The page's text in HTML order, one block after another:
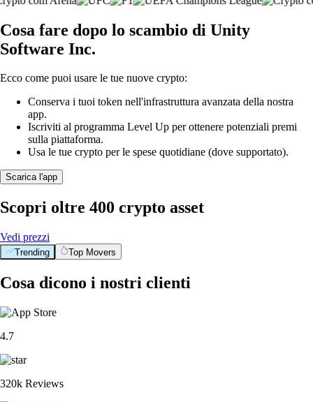
Cosa fare dopo lo scambio di Unity
Software Inc.
Ecco come puoi usare le tue nuove crypto:
Conserva i tuoi token nell'infrastruttura avanzata della nostra
app.
Iscriviti al programma Level Up per ottenere potenziali premi
sulla piattaforma.
Usa le tue crypto per le spese quotidiane (dove supportato).
Scarica l'app
Scopri oltre 400 crypto asset
Vedi prezzi
Trending Top Movers
Cosa dicono i nostri clienti
4.7
320k Reviews